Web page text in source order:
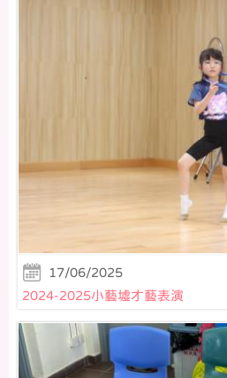
17/06/2025
2024-2025小藝墟才藝表演